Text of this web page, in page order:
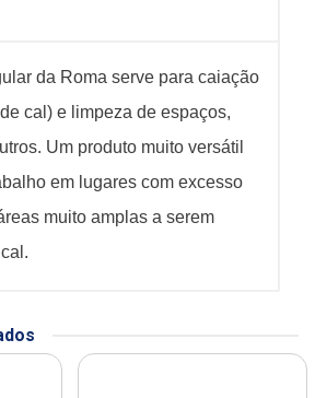
da Roma serve para caiação
cal) e limpeza de espaços,
Um produto muito versátil
em lugares com excesso
muito amplas a serem